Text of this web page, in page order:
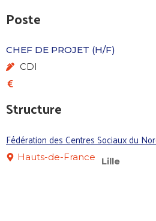
Poste
CHEF DE PROJET (H/F)
CDI
Structure
Fédération des Centres Sociaux du
Hauts-de-France Lille